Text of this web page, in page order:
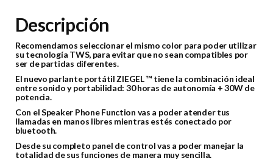
Descripción
Recomendamos seleccionar el mismo color para poder utilizar
su tecnología TWS, para evitar que no sean compatibles por
ser de partidas diferentes.
El nuevo parlante portátil ZIEGEL ™ tiene la combinación ideal
entre sonido y portabilidad: 30 horas de autonomía + 30W de
potencia.
Con el Speaker Phone Function vas a poder atender tus
llamadas en manos libres mientras estés conectado por
bluetooth.
Desde su completo panel de control vas a poder manejar la
totalidad de sus funciones de manera muy sencilla.